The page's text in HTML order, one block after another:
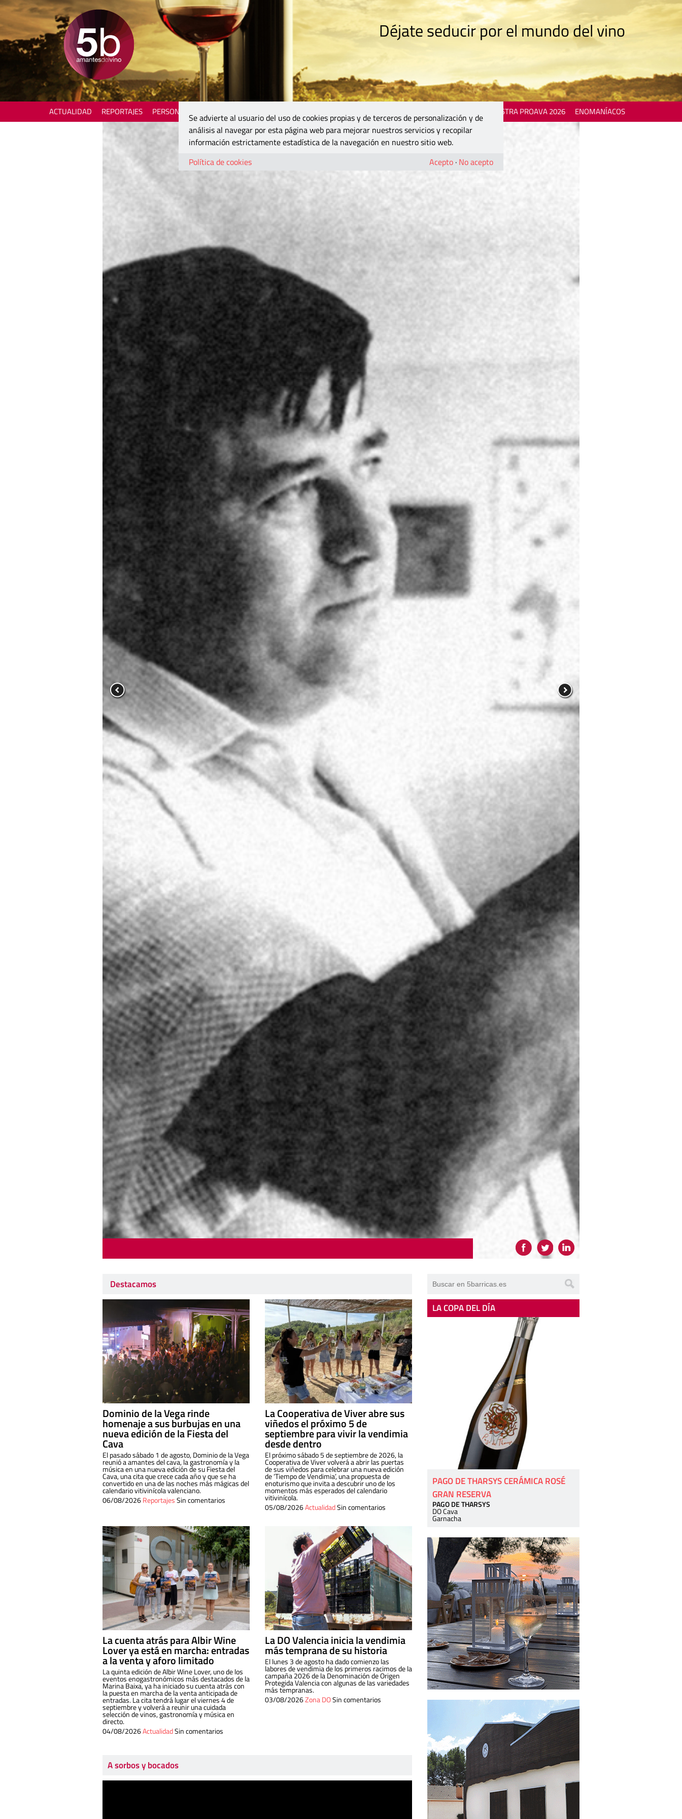
Déjate seducir por el mundo del vino
ACTUALIDAD REPORTAJES PERSONAJES MOSTRA PROAVA 2026 ENOMANÍACOS
Destacamos
Dominio de la Vega rinde
homenaje a sus burbujas en una
nueva edición de la Fiesta del
Cava
El pasado sábado 1 de agosto, Dominio de la Vega
reunió a amantes del cava, la gastronomía y la
música en una nueva edición de su Fiesta del
Cava, una cita que crece cada año y que se ha
convertido en una de las noches más mágicas del
calendario vitivinícola valenciano.
06/08/2026ReportajesSin comentarios
La Cooperativa de Viver abre sus
viñedos el próximo 5 de
septiembre para vivir la vendimia
desde dentro
El próximo sábado 5 de septiembre de 2026, la
Cooperativa de Viver volverá a abrir las puertas
de sus viñedos para celebrar una nueva edición
de ‘Tiempo de Vendimia’, una propuesta de
enoturismo que invita a descubrir uno de los
momentos más esperados del calendario
vitivinícola.
05/08/2026ActualidadSin comentarios
La cuenta atrás para Albir Wine
Lover ya está en marcha: entradas
a la venta y aforo limitado
La quinta edición de Albir Wine Lover, uno de los
eventos enogastronómicos más destacados de la
Marina Baixa, ya ha iniciado su cuenta atrás con
la puesta en marcha de la venta anticipada de
entradas. La cita tendrá lugar el viernes 4 de
septiembre y volverá a reunir una cuidada
selección de vinos, gastronomía y música en
directo.
04/08/2026ActualidadSin comentarios
La DO Valencia inicia la vendimia
más temprana de su historia
El lunes 3 de agosto ha dado comienzo las
labores de vendimia de los primeros racimos de la
campaña 2026 de la Denominación de Origen
Protegida Valencia con algunas de las variedades
más tempranas.
03/08/2026Zona DOSin comentarios
A sorbos y bocados
LA COPA DEL DÍA
PAGO DE THARSYS CERÁMICA ROSÉ
GRAN RESERVA
PAGO DE THARSYS
DO Cava
Garnacha
Se advierte al usuario del uso de cookies propias y de terceros de personalización y de
análisis al navegar por esta página web para mejorar nuestros servicios y recopilar
información estrictamente estadística de la navegación en nuestro sitio web.
Política de cookies
Acepto · No acepto